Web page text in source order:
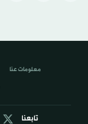
تابعنا
معلومات عنا